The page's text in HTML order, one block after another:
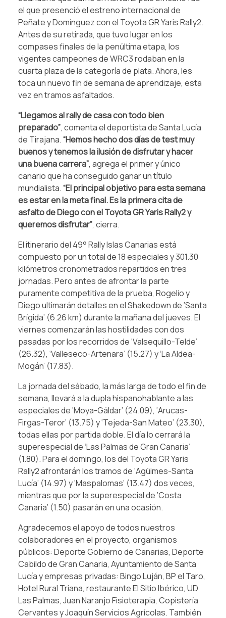
el que presenció el estreno internacional de
Peñate y Domínguez con el Toyota GR Yaris Rally2.
Antes de su retirada, que tuvo lugar en los
compases finales de la penúltima etapa, los
vigentes campeones de WRC3 rodaban en la
cuarta plaza de la categoría de plata. Ahora, les
toca un nuevo fin de semana de aprendizaje, esta
vez en tramos asfaltados.
“Llegamos al rally de casa con todo bien
preparado”, comenta el deportista de Santa Lucía
de Tirajana.“Hemos hecho dos días de test muy
buenos y tenemos la ilusión de disfrutar y hacer
una buena carrera”, agrega el primer y único
canario que ha conseguido ganar un título
mundialista.“El principal objetivo para esta semana
es estar en la meta final. Es la primera cita de
asfalto de Diego con el Toyota GR Yaris Rally2 y
queremos disfrutar”, cierra.
El itinerario del 49° Rally Islas Canarias está
compuesto por un total de 18 especiales y 301.30
kilómetros cronometrados repartidos en tres
jornadas. Pero antes de afrontar la parte
puramente competitiva de la prueba, Rogelio y
Diego ultimarán detalles en el Shakedown de ‘Santa
Brígida’ (6.26 km) durante la mañana del jueves. El
viernes comenzarán las hostilidades con dos
pasadas por los recorridos de ‘Valsequillo-Telde’
(26.32), ‘Valleseco-Artenara’ (15.27) y ‘La Aldea-
Mogán’ (17.83).
La jornada del sábado, la más larga de todo el fin de
semana, llevará a la dupla hispanohablante a las
especiales de ‘Moya-Gáldar’ (24.09), ‘Arucas-
Firgas-Teror’ (13.75) y ‘Tejeda-San Mateo’ (23.30),
todas ellas por partida doble. El día lo cerrará la
superespecial de ‘Las Palmas de Gran Canaria’
(1.80). Para el domingo, los del Toyota GR Yaris
Rally2 afrontarán los tramos de ‘Agüimes-Santa
Lucía’ (14.97) y ‘Maspalomas’ (13.47) dos veces,
mientras que por la superespecial de ‘Costa
Canaria’ (1.50) pasarán en una ocasión.
Agradecemos el apoyo de todos nuestros
colaboradores en el proyecto, organismos
públicos: Deporte Gobierno de Canarias, Deporte
Cabildo de Gran Canaria, Ayuntamiento de Santa
Lucía y empresas privadas: Bingo Luján, BP el Taro,
Hotel Rural Triana, restaurante El Sitio Ibérico, UD
Las Palmas, Juan Naranjo Fisioterapia, Copistería
Cervantes y Joaquín Servicios Agrícolas. También